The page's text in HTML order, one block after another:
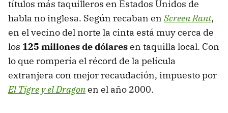
títulos más taquilleros en Estados Unidos de
habla no inglesa. Según recaban en Screen Rant,
en el vecino del norte la cinta está muy cerca de
los 125 millones de dólaresen taquilla local. Con
lo que rompería el récord de la película
extranjera con mejor recaudación, impuesto por
El Tigre y el Dragonen el año 2000.